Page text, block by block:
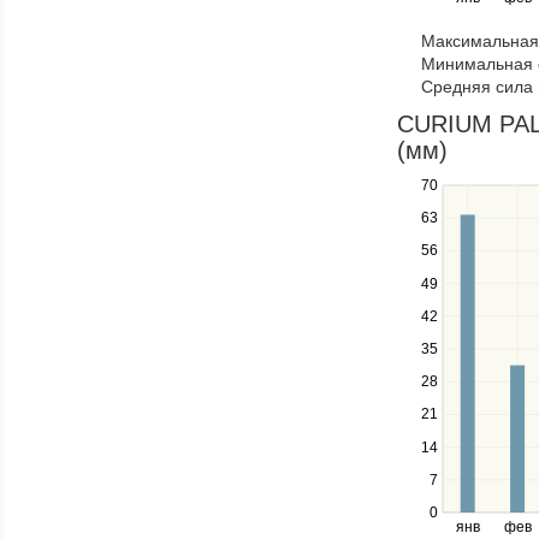
navigate
through
items
in
a
series.
Минимальная
Средняя сила
CURIUM
(мм)
янв фев
0
7
14
21
28
35
42
49
56
63
70
Use
the
and
down
to
navigate
series.
Use
the
and
right